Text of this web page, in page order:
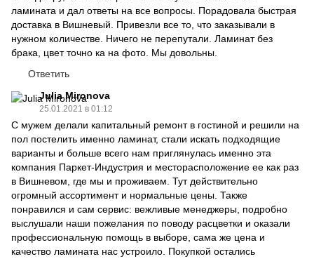
ламината и дал ответы на все вопросы. Порадовала быстрая
доставка в Вишневый. Привезли все то, что заказывали в
нужном количестве. Ничего не перепутали. Ламинат без
брака, цвет точно ка на фото. Мы довольны.
Ответить
Julia Mironova
25.01.2021 в 01:12
С мужем делали капитальный ремонт в гостиной и решили на
пол постелить именно ламинат, стали искать подходящие
варианты и больше всего нам приглянулась именно эта
компания Паркет-Индустрия и месторасположение ее как раз
в Вишневом, где мы и проживаем. Тут действительно
огромный ассортимент и нормальные цены. Также
понравился и сам сервис: вежливые менеджеры, подробно
выслушали наши пожелания по поводу расцветки и оказали
профессиональную помощь в выборе, сама же цена и
качество ламината нас устроило. Покупкой остались